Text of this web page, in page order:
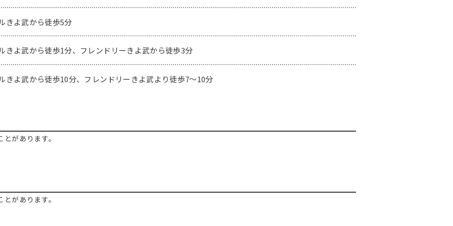
きよ武から徒歩5分
きよ武から徒歩1分、フレンドリーきよ武から徒歩3分
きよ武から徒歩10分、フレンドリーきよ武より徒歩7～10分
があります。
があります。